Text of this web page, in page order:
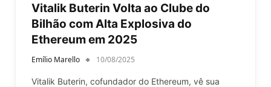
Vitalik Buterin Volta ao Clube do
Bilhão com Alta Explosiva do
Ethereum em 2025
Emílio Marello 10/08/2025
Vitalik Buterin, cofundador do Ethereum, vê sua